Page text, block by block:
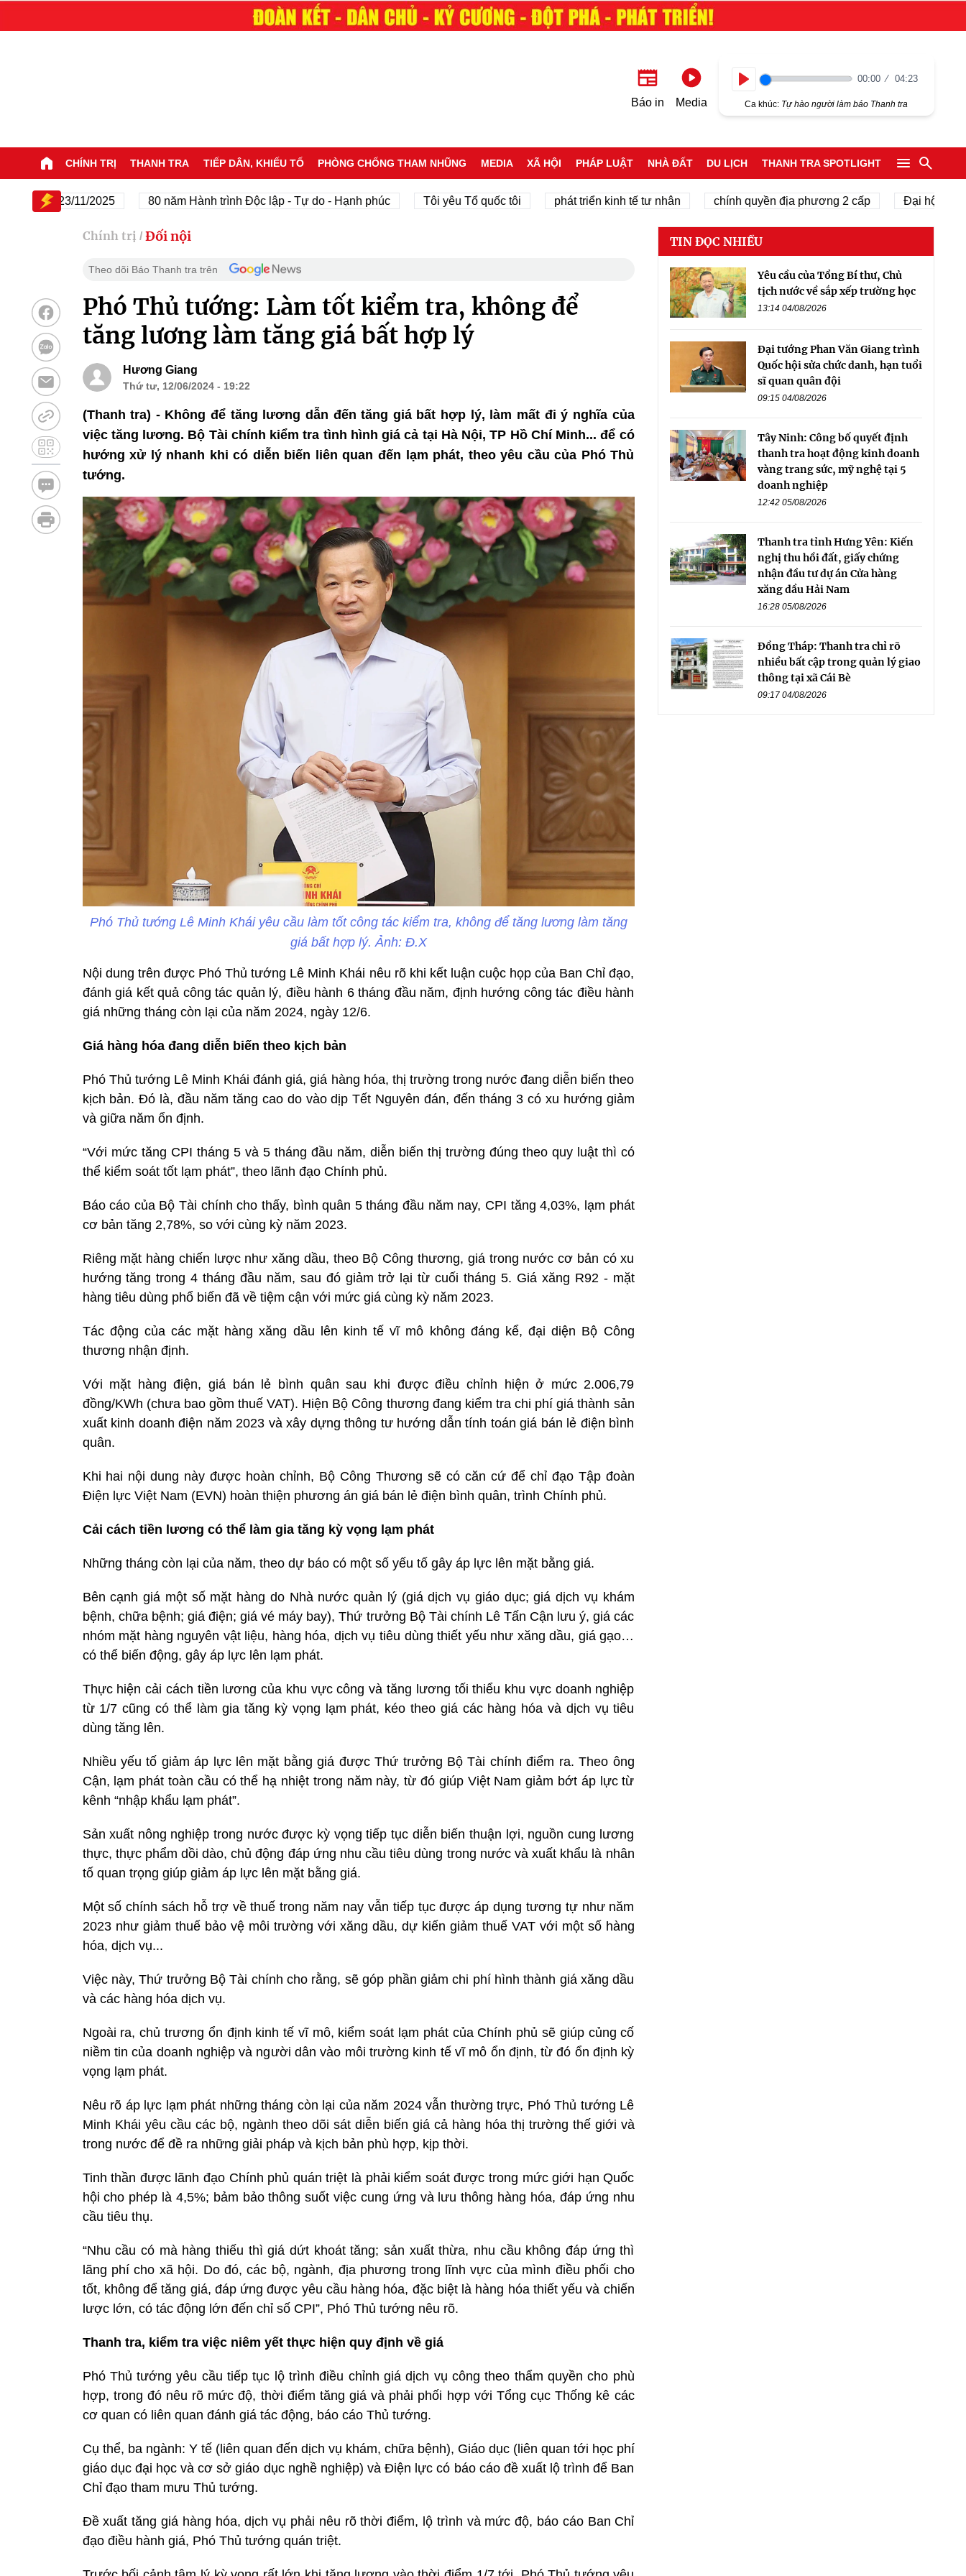
Báo in Media
00:00 04:23
Ca khúc: Tự hào người làm báo Thanh tra
CHÍNH TRỊ THANH TRA TIẾP DÂN, KHIẾU TỐ PHÒNG CHỐNG THAM NHŨNG MEDIA XÃ HỘI PHÁP LUẬT NHÀ ĐẤT DU LỊCH THANH TRA SPOTLIGHT
- 23/11/2025 80 năm Hành trình Độc lập - Tự do - Hạnh phúc Tôi yêu Tổ quốc tôi phát triển kinh tế tư nhân chính quyền địa phương 2 cấp Đại hội Đại biểu
Chính trị / Đối nội
Theo dõi Báo Thanh tra trên
Phó Thủ tướng: Làm tốt kiểm tra, không để
tăng lương làm tăng giá bất hợp lý
Hương Giang
Thứ tư, 12/06/2024 - 19:22
(Thanh tra) - Không để tăng lương dẫn đến tăng giá bất hợp lý, làm mất đi ý nghĩa của
việc tăng lương. Bộ Tài chính kiểm tra tình hình giá cả tại Hà Nội, TP Hồ Chí Minh... để có
hướng xử lý nhanh khi có diễn biến liên quan đến lạm phát, theo yêu cầu của Phó Thủ
tướng.
Phó Thủ tướng Lê Minh Khái yêu cầu làm tốt công tác kiểm tra, không để tăng lương làm tăng
giá bất hợp lý. Ảnh: Đ.X
Nội dung trên được Phó Thủ tướng Lê Minh Khái nêu rõ khi kết luận cuộc họp của Ban Chỉ đạo,
đánh giá kết quả công tác quản lý, điều hành 6 tháng đầu năm, định hướng công tác điều hành
giá những tháng còn lại của năm 2024, ngày 12/6.
Giá hàng hóa đang diễn biến theo kịch bản
Phó Thủ tướng Lê Minh Khái đánh giá, giá hàng hóa, thị trường trong nước đang diễn biến theo
kịch bản. Đó là, đầu năm tăng cao do vào dịp Tết Nguyên đán, đến tháng 3 có xu hướng giảm
và giữa năm ổn định.
“Với mức tăng CPI tháng 5 và 5 tháng đầu năm, diễn biến thị trường đúng theo quy luật thì có
thể kiểm soát tốt lạm phát”, theo lãnh đạo Chính phủ.
Báo cáo của Bộ Tài chính cho thấy, bình quân 5 tháng đầu năm nay, CPI tăng 4,03%, lạm phát
cơ bản tăng 2,78%, so với cùng kỳ năm 2023.
Riêng mặt hàng chiến lược như xăng dầu, theo Bộ Công thương, giá trong nước cơ bản có xu
hướng tăng trong 4 tháng đầu năm, sau đó giảm trở lại từ cuối tháng 5. Giá xăng R92 - mặt
hàng tiêu dùng phổ biến đã về tiệm cận với mức giá cùng kỳ năm 2023.
Tác động của các mặt hàng xăng dầu lên kinh tế vĩ mô không đáng kể, đại diện Bộ Công
thương nhận định.
Với mặt hàng điện, giá bán lẻ bình quân sau khi được điều chỉnh hiện ở mức 2.006,79
đồng/KWh (chưa bao gồm thuế VAT). Hiện Bộ Công thương đang kiểm tra chi phí giá thành sản
xuất kinh doanh điện năm 2023 và xây dựng thông tư hướng dẫn tính toán giá bán lẻ điện bình
quân.
Khi hai nội dung này được hoàn chỉnh, Bộ Công Thương sẽ có căn cứ để chỉ đạo Tập đoàn
Điện lực Việt Nam (EVN) hoàn thiện phương án giá bán lẻ điện bình quân, trình Chính phủ.
Cải cách tiền lương có thể làm gia tăng kỳ vọng lạm phát
Những tháng còn lại của năm, theo dự báo có một số yếu tố gây áp lực lên mặt bằng giá.
Bên cạnh giá một số mặt hàng do Nhà nước quản lý (giá dịch vụ giáo dục; giá dịch vụ khám
bệnh, chữa bệnh; giá điện; giá vé máy bay), Thứ trưởng Bộ Tài chính Lê Tấn Cận lưu ý, giá các
nhóm mặt hàng nguyên vật liệu, hàng hóa, dịch vụ tiêu dùng thiết yếu như xăng dầu, giá gạo…
có thể biến động, gây áp lực lên lạm phát.
Thực hiện cải cách tiền lương của khu vực công và tăng lương tối thiểu khu vực doanh nghiệp
từ 1/7 cũng có thể làm gia tăng kỳ vọng lạm phát, kéo theo giá các hàng hóa và dịch vụ tiêu
dùng tăng lên.
Nhiều yếu tố giảm áp lực lên mặt bằng giá được Thứ trưởng Bộ Tài chính điểm ra. Theo ông
Cận, lạm phát toàn cầu có thể hạ nhiệt trong năm này, từ đó giúp Việt Nam giảm bớt áp lực từ
kênh “nhập khẩu lạm phát”.
Sản xuất nông nghiệp trong nước được kỳ vọng tiếp tục diễn biến thuận lợi, nguồn cung lương
thực, thực phẩm dồi dào, chủ động đáp ứng nhu cầu tiêu dùng trong nước và xuất khẩu là nhân
tố quan trọng giúp giảm áp lực lên mặt bằng giá.
Một số chính sách hỗ trợ về thuế trong năm nay vẫn tiếp tục được áp dụng tương tự như năm
2023 như giảm thuế bảo vệ môi trường với xăng dầu, dự kiến giảm thuế VAT với một số hàng
hóa, dịch vụ...
Việc này, Thứ trưởng Bộ Tài chính cho rằng, sẽ góp phần giảm chi phí hình thành giá xăng dầu
và các hàng hóa dịch vụ.
Ngoài ra, chủ trương ổn định kinh tế vĩ mô, kiểm soát lạm phát của Chính phủ sẽ giúp củng cố
niềm tin của doanh nghiệp và người dân vào môi trường kinh tế vĩ mô ổn định, từ đó ổn định kỳ
vọng lạm phát.
Nêu rõ áp lực lạm phát những tháng còn lại của năm 2024 vẫn thường trực, Phó Thủ tướng Lê
Minh Khái yêu cầu các bộ, ngành theo dõi sát diễn biến giá cả hàng hóa thị trường thế giới và
trong nước để đề ra những giải pháp và kịch bản phù hợp, kịp thời.
Tinh thần được lãnh đạo Chính phủ quán triệt là phải kiểm soát được trong mức giới hạn Quốc
hội cho phép là 4,5%; bảm bảo thông suốt việc cung ứng và lưu thông hàng hóa, đáp ứng nhu
cầu tiêu thụ.
“Nhu cầu có mà hàng thiếu thì giá dứt khoát tăng; sản xuất thừa, nhu cầu không đáp ứng thì
lãng phí cho xã hội. Do đó, các bộ, ngành, địa phương trong lĩnh vực của mình điều phối cho
tốt, không để tăng giá, đáp ứng được yêu cầu hàng hóa, đặc biệt là hàng hóa thiết yếu và chiến
lược lớn, có tác động lớn đến chỉ số CPI”, Phó Thủ tướng nêu rõ.
Thanh tra, kiểm tra việc niêm yết thực hiện quy định về giá
Phó Thủ tướng yêu cầu tiếp tục lộ trình điều chỉnh giá dịch vụ công theo thẩm quyền cho phù
hợp, trong đó nêu rõ mức độ, thời điểm tăng giá và phải phối hợp với Tổng cục Thống kê các
cơ quan có liên quan đánh giá tác động, báo cáo Thủ tướng.
Cụ thể, ba ngành: Y tế (liên quan đến dịch vụ khám, chữa bệnh), Giáo dục (liên quan tới học phí
giáo dục đại học và cơ sở giáo dục nghề nghiệp) và Điện lực có báo cáo đề xuất lộ trình để Ban
Chỉ đạo tham mưu Thủ tướng.
Đề xuất tăng giá hàng hóa, dịch vụ phải nêu rõ thời điểm, lộ trình và mức độ, báo cáo Ban Chỉ
đạo điều hành giá, Phó Thủ tướng quán triệt.
TIN ĐỌC NHIỀU
Yêu cầu của Tổng Bí thư, Chủ
tịch nước về sắp xếp trường học
13:14 04/08/2026
Đại tướng Phan Văn Giang trình
Quốc hội sửa chức danh, hạn tuổi
sĩ quan quân đội
09:15 04/08/2026
Tây Ninh: Công bố quyết định
thanh tra hoạt động kinh doanh
vàng trang sức, mỹ nghệ tại 5
doanh nghiệp
12:42 05/08/2026
Thanh tra tỉnh Hưng Yên: Kiến
nghị thu hồi đất, giấy chứng
nhận đầu tư dự án Cửa hàng
xăng dầu Hải Nam
16:28 05/08/2026
Đồng Tháp: Thanh tra chỉ rõ
nhiều bất cập trong quản lý giao
thông tại xã Cái Bè
09:17 04/08/2026